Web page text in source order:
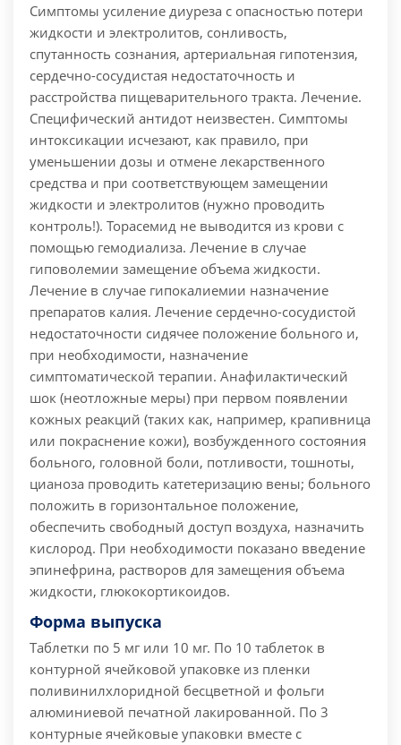
Симптомы усиление диуреза с опасностью потери
жидкости и электролитов, сонливость,
спутанность сознания, артериальная гипотензия,
сердечно-сосудистая недостаточность и
расстройства пищеварительного тракта. Лечение.
Специфический антидот неизвестен. Симптомы
интоксикации исчезают, как правило, при
уменьшении дозы и отмене лекарственного
средства и при соответствующем замещении
жидкости и электролитов (нужно проводить
контроль!). Торасемид не выводится из крови с
помощью гемодиализа. Лечение в случае
гиповолемии замещение объема жидкости.
Лечение в случае гипокалиемии назначение
препаратов калия. Лечение сердечно-сосудистой
недостаточности сидячее положение больного и,
при необходимости, назначение
симптоматической терапии. Анафилактический
шок (неотложные меры) при первом появлении
кожных реакций (таких как, например, крапивница
или покраснение кожи), возбужденного состояния
больного, головной боли, потливости, тошноты,
цианоза проводить катетеризацию вены; больного
положить в горизонтальное положение,
обеспечить свободный доступ воздуха, назначить
кислород. При необходимости показано введение
эпинефрина, растворов для замещения объема
жидкости, глюкокортикоидов.
Форма выпуска
Таблетки по 5 мг или 10 мг. По 10 таблеток в
контурной ячейковой упаковке из пленки
поливинилхлоридной бесцветной и фольги
алюминиевой печатной лакированной. По 3
контурные ячейковые упаковки вместе с